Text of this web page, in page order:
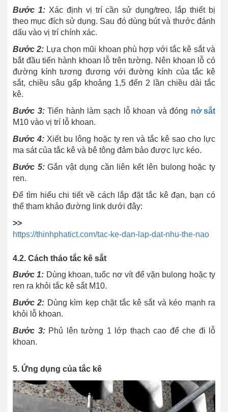
Bước 1: Xác định vị trí cần sử dụng/treo, lắp thiết bị
theo mục đích sử dụng. Sau đó dùng bút và thước đánh
dấu vào vị trí chính xác.
Bước 2: Lựa chọn mũi khoan phù hợp với tắc kê sắt và
bắt đầu tiến hành khoan lỗ trên tường. Nên khoan lỗ có
đường kính tương đương với đường kính của tắc kê
sắt, chiều sâu gấp khoảng 1,5 đến 2 lần chiều dài tắc
kê.
Bước 3:Tiến hành làm sạch lỗ khoan và đóng nở sắt
M10 vào vị trí lỗ khoan.
Bước 4:Xiết bu lông hoặc ty ren và tắc kê sao cho lực
ma sát của tắc kê và bê tông đảm bảo được lực kéo.
Bước 5:Gắn vật dụng cần liên kết lên bulong hoặc ty
ren.
Để tìm hiểu chi tiết về cách lắp đặt tắc kê đạn, bạn có
thể tham khảo đường link dưới đây:
>>
https://thinhphatict.com/tac-ke-dan-lap-dat-nhu-the-nao
4.2. Cách tháo tắc kê sắt
Bước 1: Dùng khoan, tuốc nơ vít để vặn bulong hoặc ty
ren ra khỏi tắc kê sắt M10.
Bước 2: Dùng kìm kẹp chặt tắc kê sắt và kéo mạnh ra
khỏi lỗ khoan.
Bước 3: Phủ lên tường 1 lớp thạch cao để che đi lỗ
khoan.
5. Ứng dụng của tắc kê